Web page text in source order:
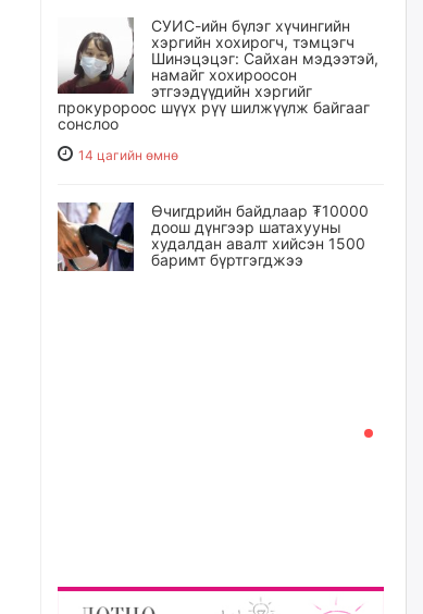
СУИС-ийн бүлэг хүчингийн
хэргийн хохирогч, тэмцэгч
Шинэцэцэг: Сайхан мэдээтэй,
намайг хохироосон
этгээдүүдийн хэргийг
прокуророос шүүх рүү шилжүүлж байгааг
сонслоо
14 цагийн өмнө
Өчигдрийн байдлаар ₮10000
доош дүнгээр шатахууны
худалдан авалт хийсэн 1500
баримт бүртгэгджээ